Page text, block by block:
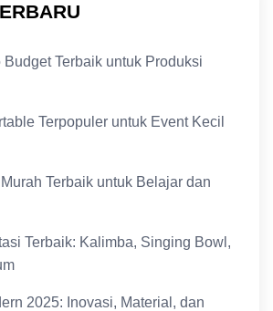
Terbaik untuk Produksi
Terpopuler untuk Event Kecil
Terbaik untuk Belajar dan
Terbaik: Kalimba, Singing Bowl,
2025: Inovasi, Material, dan